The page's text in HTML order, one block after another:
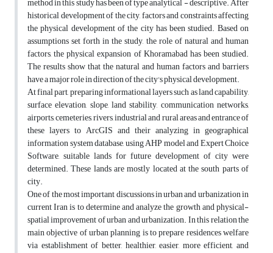
historical development of the city, factors and constraints affecting
the physical development of the city has been studied. Based on
assumptions set forth in the study, the role of natural and human
factors, the physical expansion of Khoramabad has been studied.
The results show that the natural and human factors and barriers
have a major role in direction of the city's physical development.
At final part, preparing informational layers such as land capability,
surface elevation, slope, land stability, communication networks,
airports, cemeteries, rivers, industrial and rural areas and entrance of
these layers to ArcGIS and their analyzing in geographical
information system database, using AHP model and Expert Choice
Software, suitable lands for future development of city were
determined. These lands are mostly located at the south parts of
city.
One of the most important discussions in urban and urbanization in
current Iran is to determine and analyze the growth and physical-
spatial improvement of urban and urbanization. In this relation the
main objective of urban planning is to prepare residences welfare
via establishment of better, healthier, easier, more efficient, and